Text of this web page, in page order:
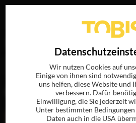
„Arlette
folgende Treffer
Wir nutzen Cookies auf
Einige von ihnen sind
uns helfen, diese Website und
verbessern. Dafür
Einwilligung, die Sie jederzeit
Unter bestimmten Bedingungen
Daten auch in die USA